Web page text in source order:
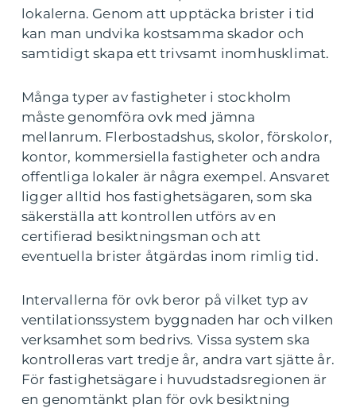
lokalerna. Genom att upptäcka brister i tid
kan man undvika kostsamma skador och
samtidigt skapa ett trivsamt inomhusklimat.
Många typer av fastigheter i stockholm
måste genomföra ovk med jämna
mellanrum. Flerbostadshus, skolor, förskolor,
kontor, kommersiella fastigheter och andra
offentliga lokaler är några exempel. Ansvaret
ligger alltid hos fastighetsägaren, som ska
säkerställa att kontrollen utförs av en
certifierad besiktningsman och att
eventuella brister åtgärdas inom rimlig tid.
Intervallerna för ovk beror på vilket typ av
ventilationssystem byggnaden har och vilken
verksamhet som bedrivs. Vissa system ska
kontrolleras vart tredje år, andra vart sjätte år.
För fastighetsägare i huvudstadsregionen är
en genomtänkt plan för ovk besiktning